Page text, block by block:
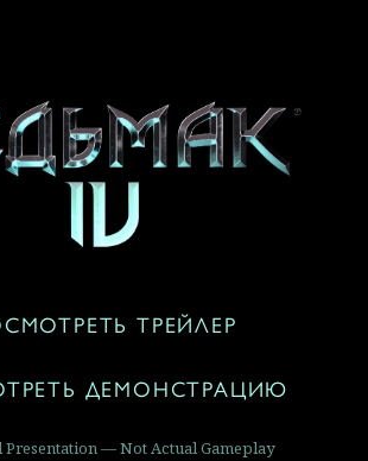
ТРЕЙЛЕР
ДЕМОНСТРАЦИЮ
Presentation — Not Actual Gameplay